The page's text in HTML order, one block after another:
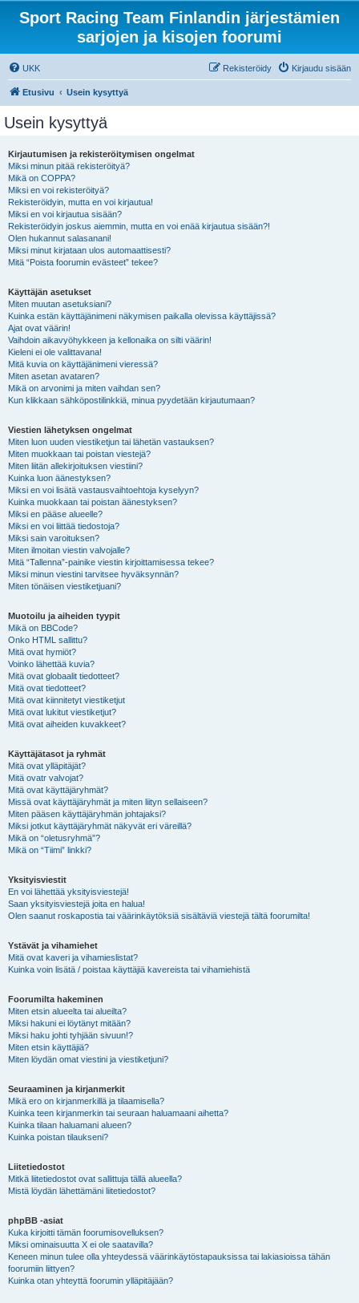
Sport Racing Team Finlandin järjestämien
sarjojen ja kisojen foorumi
UKK Kirjaudu sisään
Rekisteröidy
Etusivu Usein kysyttyä
Usein kysyttyä
Kirjautumisen ja rekisteröitymisen ongelmat
Miksi minun pitää rekisteröityä?
Mikä on COPPA?
Miksi en voi rekisteröityä?
Rekisteröidyin, mutta en voi kirjautua!
Miksi en voi kirjautua sisään?
Rekisteröidyin joskus aiemmin, mutta en voi enää kirjautua sisään?!
Olen hukannut salasanani!
Miksi minut kirjataan ulos automaattisesti?
Mitä “Poista foorumin evästeet” tekee?
Käyttäjän asetukset
Miten muutan asetuksiani?
Kuinka estän käyttäjänimeni näkymisen paikalla olevissa käyttäjissä?
Ajat ovat väärin!
Vaihdoin aikavyöhykkeen ja kellonaika on silti väärin!
Kieleni ei ole valittavana!
Mitä kuvia on käyttäjänimeni vieressä?
Miten asetan avataren?
Mikä on arvonimi ja miten vaihdan sen?
Kun klikkaan sähköpostilinkkiä, minua pyydetään kirjautumaan?
Viestien lähetyksen ongelmat
Miten luon uuden viestiketjun tai lähetän vastauksen?
Miten muokkaan tai poistan viestejä?
Miten liitän allekirjoituksen viestiini?
Kuinka luon äänestyksen?
Miksi en voi lisätä vastausvaihtoehtoja kyselyyn?
Kuinka muokkaan tai poistan äänestyksen?
Miksi en pääse alueelle?
Miksi en voi liittää tiedostoja?
Miksi sain varoituksen?
Miten ilmoitan viestin valvojalle?
Mitä “Tallenna”-painike viestin kirjoittamisessa tekee?
Miksi minun viestini tarvitsee hyväksynnän?
Miten tönäisen viestiketjuani?
Muotoilu ja aiheiden tyypit
Mikä on BBCode?
Onko HTML sallittu?
Mitä ovat hymiöt?
Voinko lähettää kuvia?
Mitä ovat globaalit tiedotteet?
Mitä ovat tiedotteet?
Mitä ovat kiinnitetyt viestiketjut
Mitä ovat lukitut viestiketjut?
Mitä ovat aiheiden kuvakkeet?
Käyttäjätasot ja ryhmät
Mitä ovat ylläpitäjät?
Mitä ovatr valvojat?
Mitä ovat käyttäjäryhmät?
Missä ovat käyttäjäryhmät ja miten liityn sellaiseen?
Miten pääsen käyttäjäryhmän johtajaksi?
Miksi jotkut käyttäjäryhmät näkyvät eri väreillä?
Mikä on “oletusryhmä”?
Mikä on “Tiimi” linkki?
Yksityisviestit
En voi lähettää yksityisviestejä!
Saan yksityisviestejä joita en halua!
Olen saanut roskapostia tai väärinkäytöksiä sisältäviä viestejä tältä foorumilta!
Ystävät ja vihamiehet
Mitä ovat kaveri ja vihamieslistat?
Kuinka voin lisätä / poistaa käyttäjiä kavereista tai vihamiehistä
Foorumilta hakeminen
Miten etsin alueelta tai alueilta?
Miksi hakuni ei löytänyt mitään?
Miksi haku johti tyhjään sivuun!?
Miten etsin käyttäjiä?
Miten löydän omat viestini ja viestiketjuni?
Seuraaminen ja kirjanmerkit
Mikä ero on kirjanmerkillä ja tilaamisella?
Kuinka teen kirjanmerkin tai seuraan haluamaani aihetta?
Kuinka tilaan haluamani alueen?
Kuinka poistan tilaukseni?
Liitetiedostot
Mitkä liitetiedostot ovat sallittuja tällä alueella?
Mistä löydän lähettämäni liitetiedostot?
phpBB -asiat
Kuka kirjoitti tämän foorumisovelluksen?
Miksi ominaisuutta X ei ole saatavilla?
Keneen minun tulee olla yhteydessä väärinkäytöstapauksissa tai lakiasioissa tähän
foorumiin liittyen?
Kuinka otan yhteyttä foorumin ylläpitäjään?